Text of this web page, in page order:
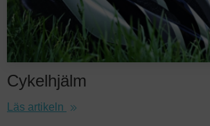
Cykelhjälm
Läs artikeln